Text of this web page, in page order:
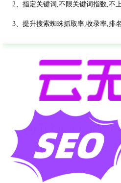
2、指定关键词,不限关键词指数,不
3、提升搜索蜘蛛抓取率,收录率,排